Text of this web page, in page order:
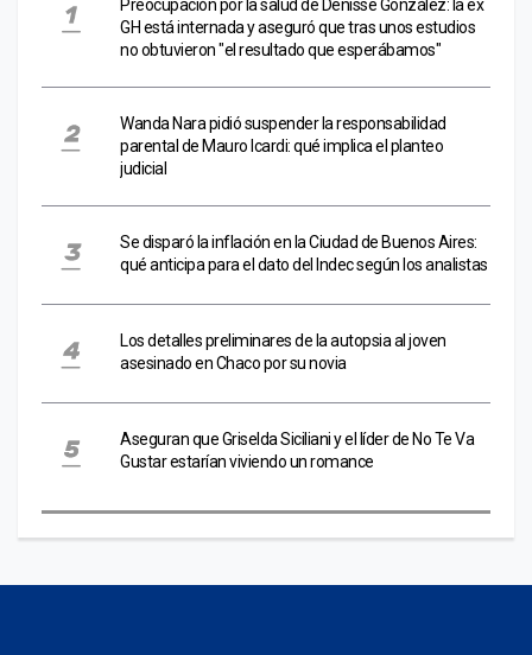
Preocupación por la salud de Denisse González: la ex
GH está internada y aseguró que tras unos estudios
no obtuvieron "el resultado que esperábamos"
Wanda Nara pidió suspender la responsabilidad
parental de Mauro Icardi: qué implica el planteo
judicial
Se disparó la inflación en la Ciudad de Buenos Aires:
qué anticipa para el dato del Indec según los analistas
Los detalles preliminares de la autopsia al joven
asesinado en Chaco por su novia
Aseguran que Griselda Siciliani y el líder de No Te Va
Gustar estarían viviendo un romance